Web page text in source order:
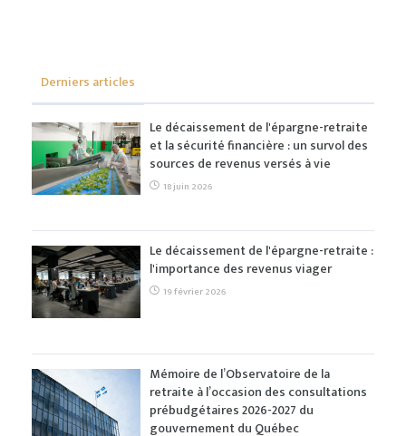
Derniers articles
Le décaissement de l'épargne-retraite
et la sécurité financière : un survol des
sources de revenus versés à vie
18 juin 2026
Le décaissement de l'épargne-retraite :
l'importance des revenus viager
19 février 2026
Mémoire de l’Observatoire de la
retraite à l’occasion des consultations
prébudgétaires 2026-2027 du
gouvernement du Québec